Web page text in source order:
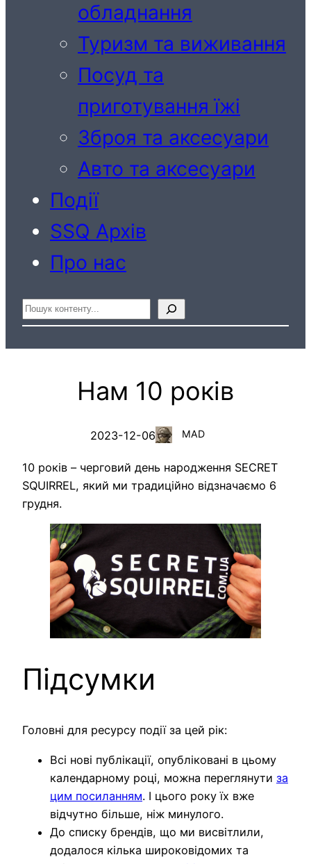
обладнання
Туризм та виживання
Посуд та
приготування їжі
Зброя та аксесуари
Авто та аксесуари
Події
SSQ Архів
Про нас
Пошук
Нам 10 років
2023-12-06 MAD
10 років – черговий день народження SECRET
SQUIRREL, який ми традиційно відзначаємо 6
грудня.
Підсумки
Головні для ресурсу події за цей рік:
Всі нові публікації, опубліковані в цьому
календарному році, можна переглянути за
цим посиланням. І цього року їх вже
відчутно більше, ніж минулого.
До списку брендів, що ми висвітлили,
додалося кілька широковідомих та